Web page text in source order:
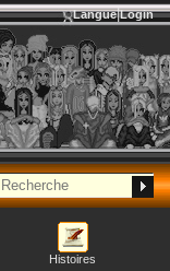
Langue Login
Histoires